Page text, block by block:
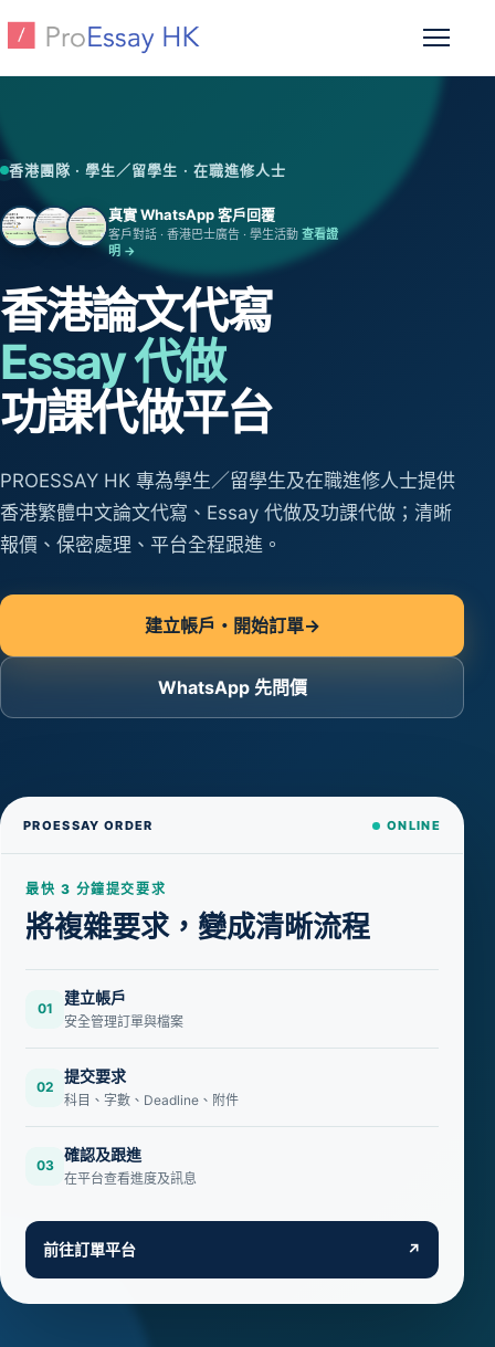
香港團隊 · 學生／留學生 · 在職進修人士
真實 WhatsApp 客戶回覆
客戶對話 · 香港巴士廣告 · 學生活動 查看證
明 →
香港論文代寫
Essay 代做
功課代做平台
PROESSAY HK 專為學生／留學生及在職進修人士提供
香港繁體中文論文代寫、Essay 代做及功課代做；清晰
報價、保密處理、平台全程跟進。
建立帳戶・開始訂單→
WhatsApp 先問價
PROESSAY ORDER ONLINE
最快 3 分鐘提交要求
將複雜要求，變成清晰流程
01
建立帳戶
安全管理訂單與檔案
02
提交要求
科目、字數、Deadline、附件
03
確認及跟進
在平台查看進度及訊息
前往訂單平台 ↗